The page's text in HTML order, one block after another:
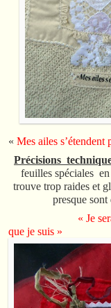
« Mes ailes s’étendent
Précisions
feuilles spéciales en
trouve trop raides et
presque sont
« Je serai donc
que je suis »